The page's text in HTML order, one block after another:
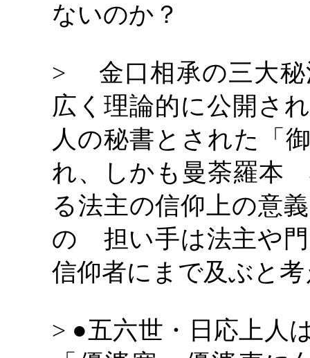
ないのか？
> 金口相承の三大秘
広く理論的に公開さ
人の秘書とされた「
れ、しかも曼荼羅本
る法主の信仰上の意
の 担い手は法主や門
信仰者にまで及ぶと
> ●五六世・日応上人